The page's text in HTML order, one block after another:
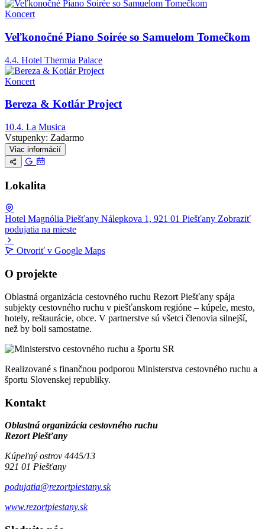
Koncert
Veľkonočné Piano Soirée so Samuelom Tomečkom
4.4. Hotel Thermia Palace
Koncert
Bereza & Kotlár Project
10.4. La Musica
Vstupenky: Zadarmo
Viac informácií
Lokalita
Hotel Magnólia Piešťany Nálepkova 1, 921 01 Piešťany Zobraziť
podujatia na mieste
−
Otvoriť v Google Maps
O projekte
Oblastná organizácia cestovného ruchu Rezort Piešťany spája
subjekty cestovného ruchu v piešťanskom regióne – kúpele, mesto,
hotely, reštaurácie, obce. V partnerstve sú všetci členovia silnejší,
než by boli samostatne.
Realizované s finančnou podporou Ministerstva cestovného ruchu a
športu Slovenskej republiky.
Kontakt
Oblastná organizácia cestovného ruchu
Rezort Piešťany
Kúpeľný ostrov 4445/13
921 01 Piešťany
podujatia@rezortpiestany.sk
www.rezortpiestany.sk